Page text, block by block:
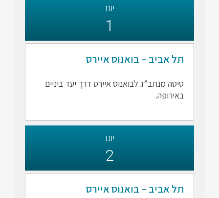
יום
1
תל אביב – בואנוס איירס
טיסה מנתב”ג לבואנוס איירס דרך יעד ביניים
באירופה.
יום
2
תל אביב – בואנוס איירס